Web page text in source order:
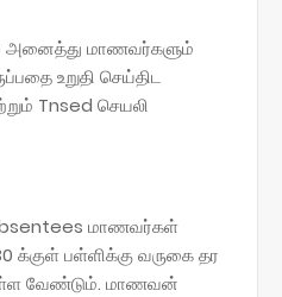
அனைத்து மாணவர்களும்
உறுதி செய்திட
Tnsed செயலி
மாணவர்கள்
க்குள் பள்ளிக்கு வருகை தர
வேண்டும். மாணவன்